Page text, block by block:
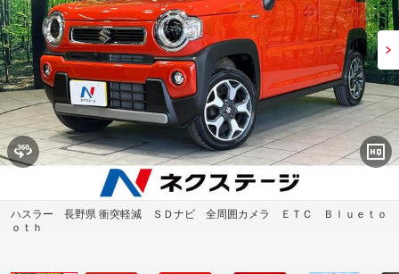
ハスラー 長野県 衝突軽減 ＳＤナビ 全周囲カメラ ＥＴＣ Ｂｌｕｅｔｏ
ｏｔｈ